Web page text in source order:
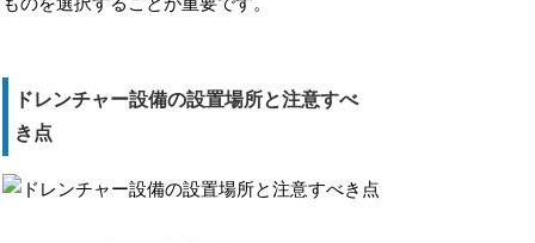
ものを選択することが重要です。
ドレンチャー設備の設置場所と注意すべ
き点